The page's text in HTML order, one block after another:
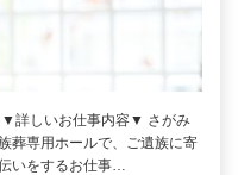
▼詳しいお仕事内容▼ さがみ
葬専用ホールで、ご遺族に寄
いをするお仕事…